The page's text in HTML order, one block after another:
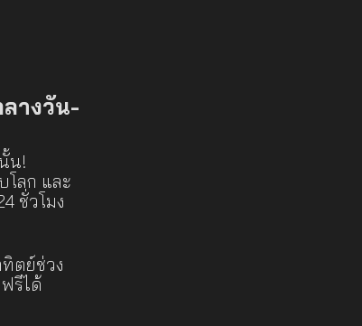
างวัน-
น!
โลก และ
ชั่วโมง
ตย์ช่วง
รีได้